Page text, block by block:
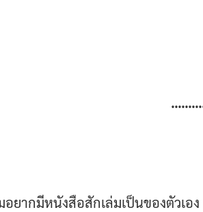
ยากมีหนังสือสักเล่มเป็นของตัวเอ